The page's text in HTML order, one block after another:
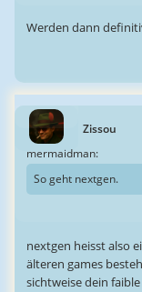
Werden dann
Zissou
mermaidman:
So geht nextgen.
nextgen heisst also
älteren games
sichtweise dein